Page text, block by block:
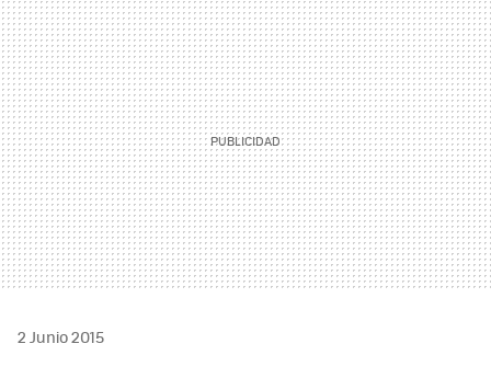
MAIL
2 Junio 2015